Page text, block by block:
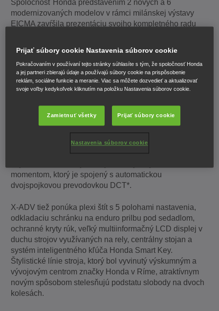
Spoločnosť Honda predstavením 2 nových a 6
modernizovaných modelov v rámci milánskej výstavy
EICMA zavŕšila prezentáciu svojho kompletného radu
X-ADV
X-ADVje motocykel novej kategórie, ktorý nadväzuje na
dlhú tradíciu snahy značky Honda hľadať nové spôsoby
atraktivitu terénneho stroja a prémiovú výbavu
zahŕňajúcu robustný podvozok, odpruženie s veľkým
zdvihom a obráteným uložením tlmičov, štvorpiestové
radiálne brzdové strmene a dvojvalcový motor s
momentom, ktorý je spojený s automatickou
dvojspojkovou prevodovkou DCT*.
X-ADV tiež ponúka plexi štít s 5 polohami nastavenia,
odkladaciu schránku na enduro prilbu pod sedadlom,
ochranné kryty rúk, veľký multiinformačný LCD displej v
duchu strojov využívaných na rely, centrálny stojan a
systém inteligentného kľúča Honda Smart Key.
Štylistické línie stroja, ktorý bol vyvinutý výskumným a
vývojovým centrom značky Honda v Ríme, atraktívnym
novým spôsobom stelesňujú podstatu slobody na dvoch
kolesách.
Prijať súbory cookie Nastavenia súborov cookie
Pokračovaním v používaní tejto stránky súhlasíte s tým, že spoločnosť Honda
a jej partneri zbierajú údaje a používajú súbory cookie na prispôsobenie
reklám, sociálne funkcie a meranie. Viac sa môžete dozvedieť a aktualizovať
svoje voľby kedykoľvek kliknutím na položku Nastavenia súborov cookie.
Zamietnuť všetky Prijať súbory cookie
Nastavenia súborov cookie